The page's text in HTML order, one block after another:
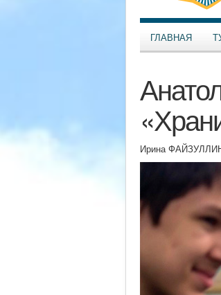
ГЛАВНАЯ
Ирина